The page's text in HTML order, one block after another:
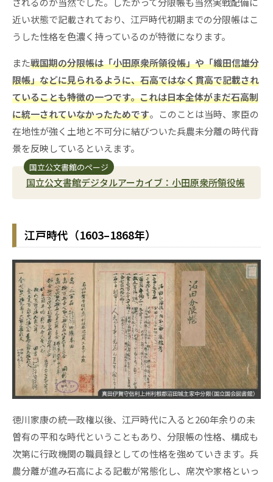
近い状態で記載されており、江戸時代初期までの分限帳はこ
うした性格を色濃く持っているのが特徴になります。
また戦国期の分限帳は「小田原衆所領役帳」や「織田信雄分
限帳」などに見られるように、石高ではなく貫高で記載され
ていることも特徴の一つです。これは日本全体がまだ石高制
に統一されていなかったためです。このことは当時、家臣の
在地性が強く土地と不可分に結びついた兵農未分離の時代背
景を反映しているといえます。
国立公文書館のページ
国立公文書館デジタルアーカイブ：小田原衆所領役帳
江戸時代（1603–1868年）
徳川家康の統一政権以後、江戸時代に入ると260年余りの未
曽有の平和な時代ということもあり、分限帳の性格、構成も
次第に行政機関の職員録としての性格を強めていきます。兵
農分離が進み石高による記載が常態化し、席次や家格といっ